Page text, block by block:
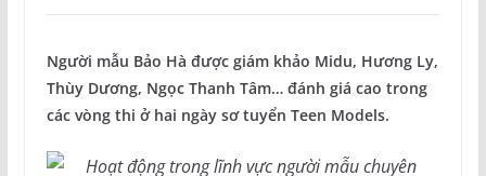
Người mẫu Bảo Hà được giám khảo Midu, Hương Ly,
Thùy Dương, Ngọc Thanh Tâm… đánh giá cao trong
các vòng thi ở hai ngày sơ tuyển Teen Models.